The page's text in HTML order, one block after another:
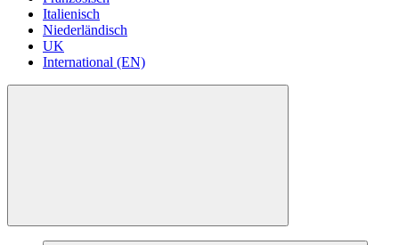
Italienisch
Niederländisch
UK
International (EN)